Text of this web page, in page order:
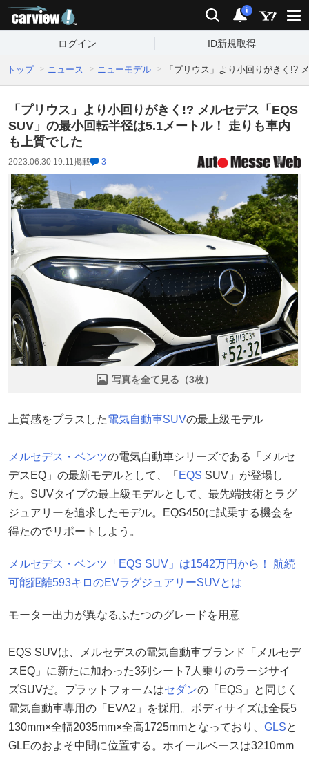
検索 通知
i
ログイン ID新規取得
トップ ニュース ニューモデル 「プリウス」より小回りがきく!?
「プリウス」より小回りがきく!? メルセデス「EQS
SUV」の最小回転半径は5.1メートル！ 走りも車内
も上質でした
2023.06.30 19:11掲載 3
写真を全て見る（3枚）
上質感をプラスした電気自動車SUVの最上級モデル
メルセデス・ベンツの電気自動車シリーズである「メルセ
デスEQ」の最新モデルとして、「 EQS SUV」が登場し
た。SUVタイプの最上級モデルとして、最先端技術とラグ
ジュアリーを追求したモデル。EQS450に試乗する機会を
得たのでリポートしよう。
メルセデス・ベンツ「EQS SUV」は1542万円から！ 航続
可能距離593キロのEVラグジュアリーSUVとは
モーター出力が異なるふたつのグレードを用意
EQS SUVは、メルセデスの電気自動車ブランド「メルセデ
スEQ」に新たに加わった3列シート7人乗りのラージサイ
ズSUVだ。プラットフォームはセダンの「EQS」と同じく
電気自動車専用の「EVA2」を採用。ボディサイズは全長5
130mm×全幅2035mm×全高1725mmとなっており、 GLSと
GLEのおよそ中間に位置する。ホイールベースは3210mm